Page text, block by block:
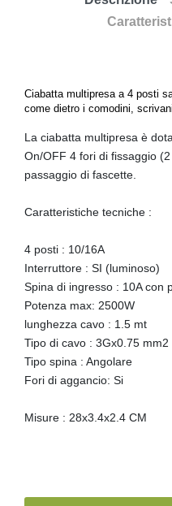
Ciabatta multipresa a 4 posti
come dietro i comodini,
La ciabatta multipresa è
On/OFF 4 fori di fissaggio
passaggio di fascette.
Caratteristiche tecniche :
4 posti : 10/16A
Interruttore : SI (luminoso)
Spina di ingresso : 10A con
Potenza max: 2500W
lunghezza cavo : 1.5 mt
Tipo di cavo : 3Gx0.75 mm2
Tipo spina : Angolare
Fori di aggancio: Si
Misure : 28x3.4x2.4 CM